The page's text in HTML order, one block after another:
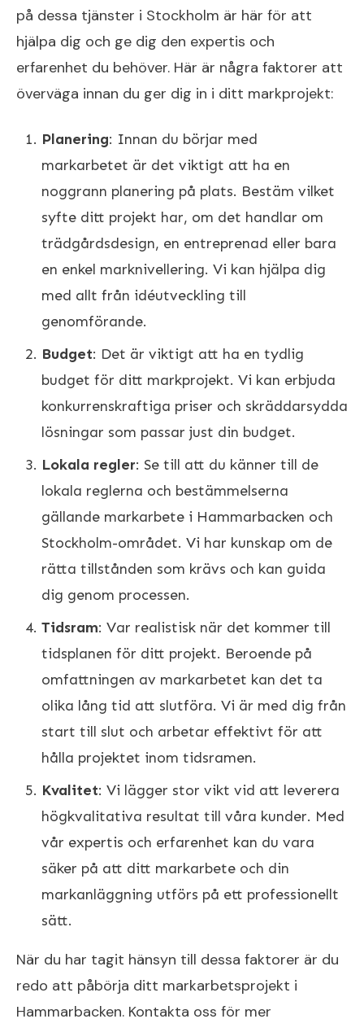
på dessa tjänster i Stockholm är här för att
hjälpa dig och ge dig den expertis och
erfarenhet du behöver. Här är några faktorer att
överväga innan du ger dig in i ditt markprojekt:
Planering: Innan du börjar med
markarbetet är det viktigt att ha en
noggrann planering på plats. Bestäm vilket
syfte ditt projekt har, om det handlar om
trädgårdsdesign, en entreprenad eller bara
en enkel marknivellering. Vi kan hjälpa dig
med allt från idéutveckling till
genomförande.
Budget: Det är viktigt att ha en tydlig
budget för ditt markprojekt. Vi kan erbjuda
konkurrenskraftiga priser och skräddarsydda
lösningar som passar just din budget.
Lokala regler: Se till att du känner till de
lokala reglerna och bestämmelserna
gällande markarbete i Hammarbacken och
Stockholm-området. Vi har kunskap om de
rätta tillstånden som krävs och kan guida
dig genom processen.
Tidsram: Var realistisk när det kommer till
tidsplanen för ditt projekt. Beroende på
omfattningen av markarbetet kan det ta
olika lång tid att slutföra. Vi är med dig från
start till slut och arbetar effektivt för att
hålla projektet inom tidsramen.
Kvalitet: Vi lägger stor vikt vid att leverera
högkvalitativa resultat till våra kunder. Med
vår expertis och erfarenhet kan du vara
säker på att ditt markarbete och din
markanläggning utförs på ett professionellt
sätt.
När du har tagit hänsyn till dessa faktorer är du
redo att påbörja ditt markarbetsprojekt i
Hammarbacken. Kontakta oss för mer